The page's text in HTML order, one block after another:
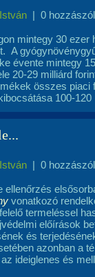
| 0
mintegy 30 ezer
A
évente mintegy
20-29 milliárd
összes piaci
100-120
| 0
ellenőrzés
vonatkozó
termeléssel
előírások
és
azonban a
ideiglenes és